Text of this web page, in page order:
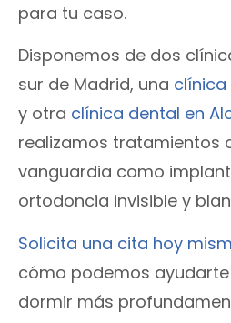
para tu caso.
Disponemos de dos
sur de Madrid, una clínica
y otra clínica dental en
realizamos tratamientos
vanguardia como
ortodoncia invisible y
Solicita una cita hoy
cómo podemos
dormir más